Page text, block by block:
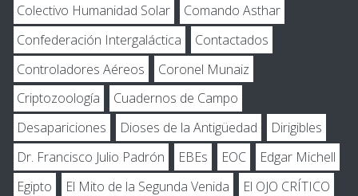
Colectivo Humanidad Solar
Comando Asthar
Confederación Intergaláctica
Contactados
Controladores Aéreos
Coronel Munaiz
Criptozoología
Cuadernos de Campo
Desapariciones
Dioses de la Antigüedad
Dirigibles
Dr. Francisco Julio Padrón
EBEs EOC
Edgar Michell
Egipto
El Mito de la Segunda Venida
El OJO CRÍTICO